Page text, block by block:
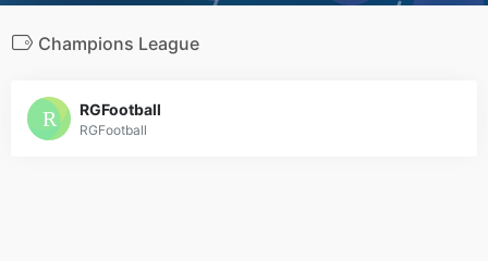
Champions League
RGFootball
RGFootball